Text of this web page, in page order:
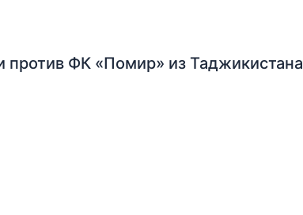
против ФК «Помир» из Таджикистана